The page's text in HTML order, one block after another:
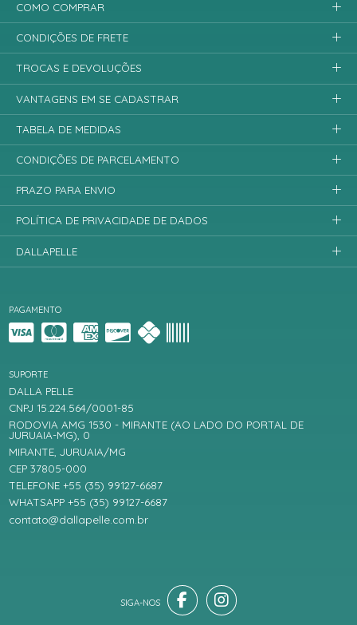
PAGAMENTO
SUPORTE
DALLA PELLE
CNPJ 15.224.564/0001-85
RODOVIA AMG 1530 - MIRANTE (AO LADO DO PORTAL DE
JURUAIA-MG), 0
MIRANTE, JURUAIA/MG
CEP 37805-000
TELEFONE +55 (35) 99127-6687
WHATSAPP +55 (35) 99127-6687
contato@dallapelle.com.br
COMO COMPRAR
CONDIÇÕES DE FRETE
TROCAS E DEVOLUÇÕES
VANTAGENS EM SE CADASTRAR
TABELA DE MEDIDAS
CONDIÇÕES DE PARCELAMENTO
PRAZO PARA ENVIO
POLÍTICA DE PRIVACIDADE DE DADOS
DALLAPELLE